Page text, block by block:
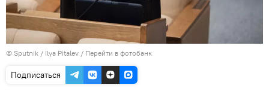
© Sputnik / Ilya Pitalev / Перейти в фотобанк
Подписаться